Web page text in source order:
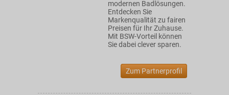
modernen Badlösungen.
Entdecken Sie
Markenqualität zu fairen
Preisen für Ihr Zuhause.
Mit BSW-Vorteil können
Sie dabei clever sparen.
Zum Partnerprofil